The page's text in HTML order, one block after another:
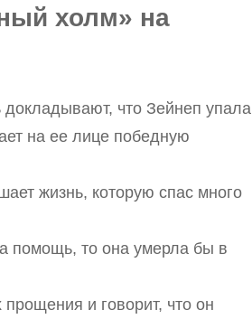
холм» на
что Зейнеп упала
на ее лице победную
жизнь, которую спас много
помощь, то она умерла бы в
и говорит, что он